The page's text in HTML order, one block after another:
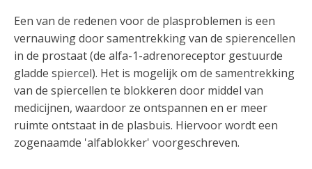
Een van de redenen voor de plasproblemen is een
vernauwing door samentrekking van de spierencellen
in de prostaat (de alfa-1-adrenoreceptor gestuurde
gladde spiercel). Het is mogelijk om de samentrekking
van de spiercellen te blokkeren door middel van
medicijnen, waardoor ze ontspannen en er meer
ruimte ontstaat in de plasbuis. Hiervoor wordt een
zogenaamde 'alfablokker' voorgeschreven.